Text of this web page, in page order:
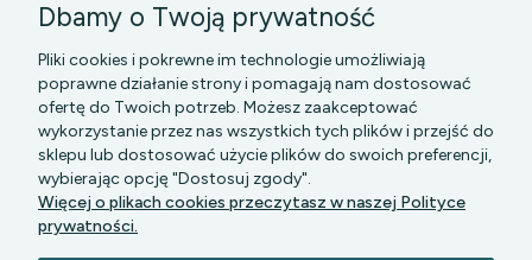
PGK MAZOWSZE SP Z O.O.|| Bartycka 24-210B,
00-716 WARSZAWA, woj. mazowieckie || NIP:
Dbamy o Twoją prywatność
Pliki cookies i pokrewne im technologie umożliwiają
poprawne działanie strony i pomagają nam dostosować
ofertę do Twoich potrzeb. Możesz zaakceptować
wykorzystanie przez nas wszystkich tych plików i przejść do
sklepu lub dostosować użycie plików do swoich preferencji,
wybierając opcję "Dostosuj zgody".
Więcej o plikach cookies przeczytasz w naszej Polityce
prywatności.